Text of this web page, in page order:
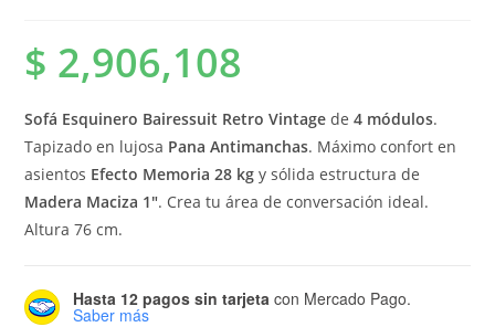
$ 2,906,108
Sofá Esquinero Bairessuit Retro Vintage de4 módulos.
Tapizado en lujosa Pana Antimanchas. Máximo confort en
asientos Efecto Memoria 28 kg y sólida estructura de
Madera Maciza 1″. Crea tu área de conversación ideal.
Altura76 cm.
Hasta 12 pagos sin tarjeta con Mercado Pago.
Saber más